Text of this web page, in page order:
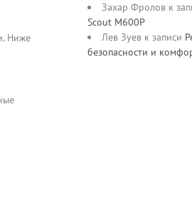
Ниже
Захар Фролов к
Scout M600P
Лев Зуев к записи
безопасности и